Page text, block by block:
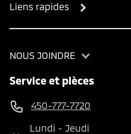
Liens rapides
NOUS JOINDRE
Service et pièces
450-777-7720
Lundi -Jeudi